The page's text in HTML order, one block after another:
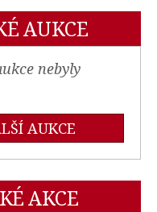
AUKCE
nebyly
AUKCE
AKCE